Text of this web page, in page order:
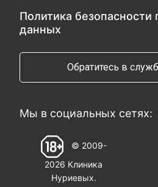
Политика безопасности
данных
Обратитесь в
Мы в социальных сетях:
© 2009-
2026 Клиника
Нуриевых.